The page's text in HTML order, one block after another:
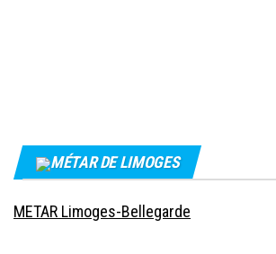
MÉTAR DE LIMOGES
METAR Limoges-Bellegarde